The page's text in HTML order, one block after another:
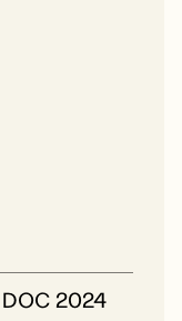
2024